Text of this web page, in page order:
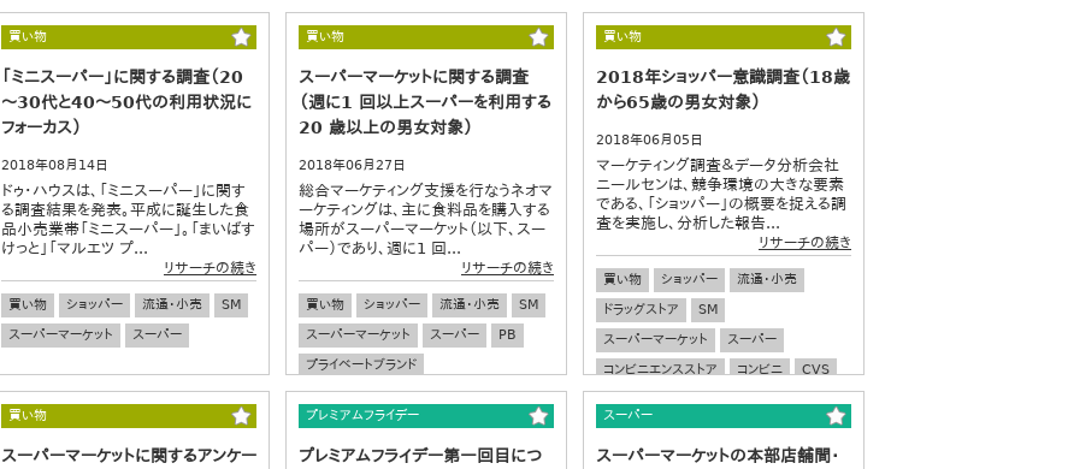
買い物
「ミニスーパー」に関する調査（20
～30代と40～50代の利用状況に
フォーカス）
2018年08月14日
ドゥ・ハウスは、「ミニスーパー」に関す
る調査結果を発表。平成に誕生した食
品小売業帯「ミニスーパー」。「まいばす
けっと」「マルエツ プ...
リサーチの続き
買い物 ショッパー 流通・小売
SM
スーパーマーケット
スーパー
買い物
スーパーマーケットに関する調査
（週に1 回以上スーパーを利用する
20 歳以上の男女対象）
2018年06月27日
総合マーケティング支援を行なうネオマ
ーケティングは、主に食料品を購入する
場所がスーパーマーケット（以下、スー
パー）であり、週に1 回...
リサーチの続き
買い物 ショッパー 流通・小売
SM
スーパーマーケット
スーパー
PB
プライベートブランド
買い物
2018年ショッパー意識調査（18歳
から65歳の男女対象）
2018年06月05日
マーケティング調査＆データ分析会社
ニールセンは、競争環境の大きな要素
である、「ショッパー」の概要を捉える調
査を実施し、分析した報告...
リサーチの続き
買い物 ショッパー
流通・小売
ドラッグストア
SM
スーパーマーケット
スーパー
コンビニエンスストア
コンビニ
CVS
EC
ネット通販
ネットショッピング
スマホショッピング
買い物
スーパーマーケットに関するアンケー
プレミアムフライデー
プレミアムフライデー第一回目につ
スーパー
スーパーマーケットの本部店舗間・